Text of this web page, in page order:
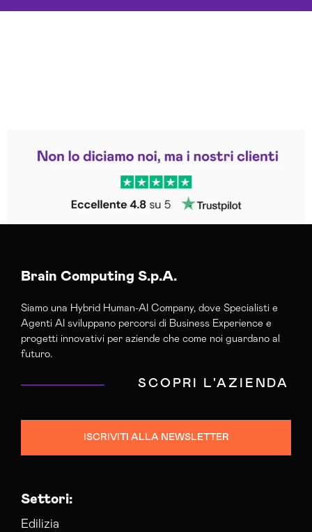
Trustpilot
Brain Computing S.p.A.
Siamo una Hybrid Human-AI Company, dove Specialisti e
Agenti AI sviluppano percorsi di Business Experience e
progetti innovativi per aziende che come noi guardano al
futuro.
SCOPRI L'AZIENDA
ISCRIVITI ALLA NEWSLETTER
Settori:
Edilizia